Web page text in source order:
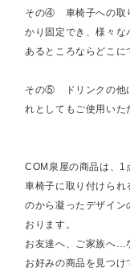
その④ 車椅子への取
かり固定でき、様々
あるところならどこに
その⑤ ドリンクの他
れとしてもご使用いた
COM泉屋の商品は、1
車椅子に取り付けられ
のから凝ったデザイン
おります。
お友達へ、ご家族へ…
お好みの商品を見つ